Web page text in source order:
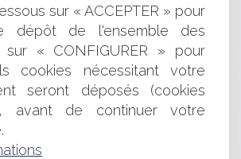
pour concurrence déloyale, devra
000 euros à 910 chauffeurs de taxi
rentrée du droit des entreprises en
l’IS : vraie opportunité ou bombe à
l’ordonnance du 15 septembre 2021
droit des sûretés
de la Directive restructuration et
sur « ACCEPTER » pour
dépôt de l'ensemble des
« CONFIGURER » pour
cookies nécessitant votre
seront déposés (cookies
avant de continuer votre